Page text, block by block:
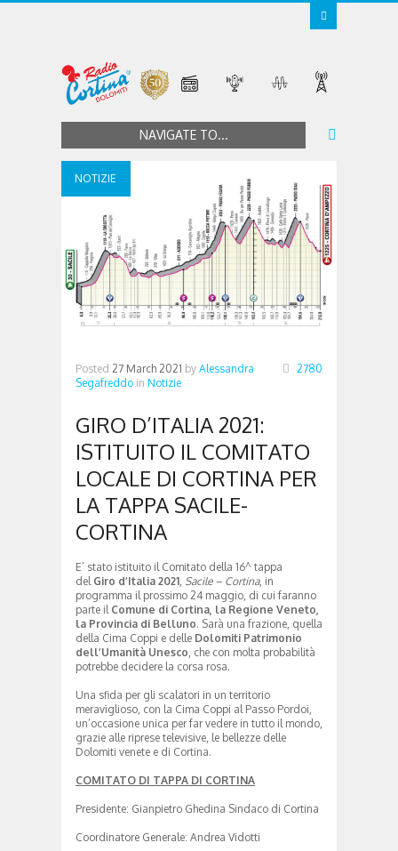
NAVIGATE TO...
NOTIZIE
Posted 27 March 2021 by Alessandra
Segafreddo in Notizie
2780
GIRO D’ITALIA 2021:
ISTITUITO IL COMITATO
LOCALE DI CORTINA PER
LA TAPPA SACILE-
CORTINA
E’ stato istituito il Comitato della 16^ tappa
del Giro d’Italia 2021, Sacile – Cortina, in
programma il prossimo 24 maggio, di cui faranno
parte il Comune di Cortina, la Regione Veneto,
la Provincia di Belluno. Sarà una frazione, quella
della Cima Coppi e delle Dolomiti Patrimonio
dell’Umanità Unesco, che con molta probabilità
potrebbe decidere la corsa rosa.
Una sfida per gli scalatori in un territorio
meraviglioso, con la Cima Coppi al Passo Pordoi,
un’occasione unica per far vedere in tutto il mondo,
grazie alle riprese televisive, le bellezze delle
Dolomiti venete e di Cortina.
COMITATO DI TAPPA DI CORTINA
Presidente: Gianpietro Ghedina Sindaco di Cortina
Coordinatore Generale: Andrea Vidotti